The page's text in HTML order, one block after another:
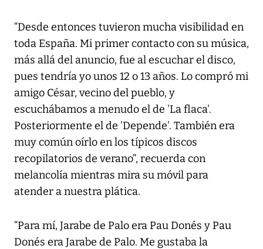
“Desde entonces tuvieron mucha visibilidad en
toda España. Mi primer contacto con su música,
más allá del anuncio, fue al escuchar el disco,
pues tendría yo unos 12 o 13 años. Lo compró mi
amigo César, vecino del pueblo, y
escuchábamos a menudo el de 'La flaca'.
Posteriormente el de 'Depende'. También era
muy común oírlo en los típicos discos
recopilatorios de verano”, recuerda con
melancolía mientras mira su móvil para
atender a nuestra plática.
“Para mí, Jarabe de Palo era Pau Donés y Pau
Donés era Jarabe de Palo. Me gustaba la